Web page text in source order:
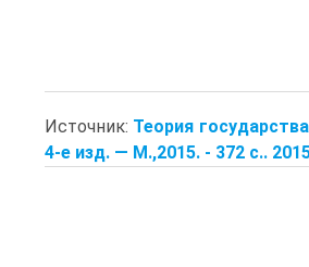
Источник: Теория
4-е изд. — М.,2015. - 372 с..